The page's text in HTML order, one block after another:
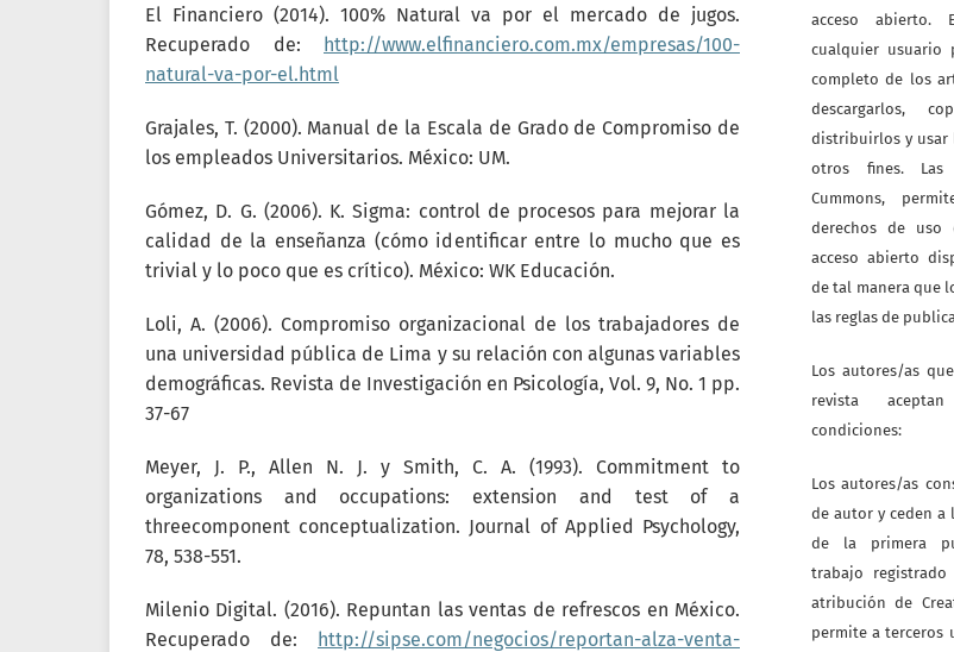
El Financiero (2014). 100% Natural va por el mercado de jugos.
Recuperado de: http://www.elfinanciero.com.mx/empresas/100-
natural-va-por-el.html
Grajales, T. (2000). Manual de la Escala de Grado de Compromiso de
los empleados Universitarios. México: UM.
Gómez, D. G. (2006). K. Sigma: control de procesos para mejorar la
calidad de la enseñanza (cómo identificar entre lo mucho que es
trivial y lo poco que es crítico). México: WK Educación.
Loli, A. (2006). Compromiso organizacional de los trabajadores de
una universidad pública de Lima y su relación con algunas variables
demográficas. Revista de Investigación en Psicología, Vol. 9, No. 1 pp.
37-67
Meyer, J. P., Allen N. J. y Smith, C. A. (1993). Commitment to
organizations and occupations: extension and test of a
threecomponent conceptualization. Journal of Applied Psychology,
78, 538-551.
Milenio Digital. (2016). Repuntan las ventas de refrescos en México.
Recuperado de: http://sipse.com/negocios/reportan-alza-venta-
acceso abierto.
cualquier usuario
completo de los
descargarlos,
distribuirlos y usar
otros fines. Las
Cummons,
derechos de
acceso abierto
de tal manera que
las reglas de
Los autores/as
revista
condiciones:
Los autores/as
de autor y ceden a
de la primera
trabajo
atribución de
permite a terceros